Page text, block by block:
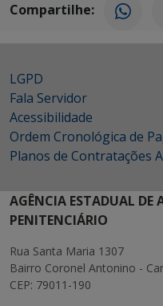
Compartilhe:
LGPD
Fala Servidor
Acessibilidade
Ordem Cronológica de
Planos de Contratações
AGÊNCIA ESTADUAL DE
PENITENCIÁRIO
Rua Santa Maria 1307
Bairro Coronel Antonino -
CEP: 79011-190